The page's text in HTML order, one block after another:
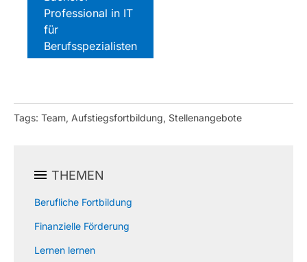
Professional in IT
für
Berufsspezialisten
Tags: Team, Aufstiegsfortbildung, Stellenangebote
THEMEN
Berufliche Fortbildung
Finanzielle Förderung
Lernen lernen